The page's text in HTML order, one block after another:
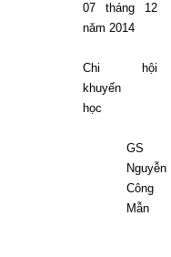
07 tháng 12
năm 2014
Chi hội
khuyến
học
GS
Nguyễn
Công
Mẫn